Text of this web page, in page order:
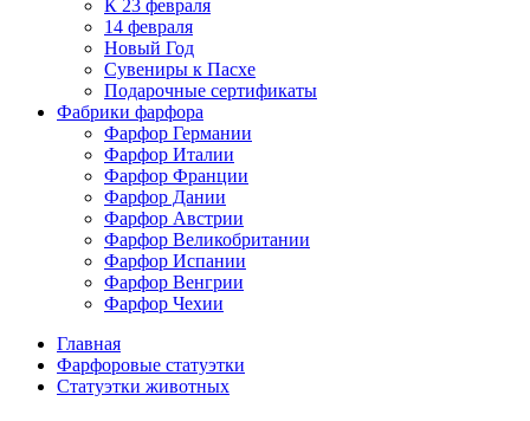
К 23 февраля
14 февраля
Новый Год
Сувениры к Пасхе
Подарочные сертификаты
Фабрики фарфора
Фарфор Германии
Фарфор Италии
Фарфор Франции
Фарфор Дании
Фарфор Австрии
Фарфор Великобритании
Фарфор Испании
Фарфор Венгрии
Фарфор Чехии
Главная
Фарфоровые статуэтки
Статуэтки животных